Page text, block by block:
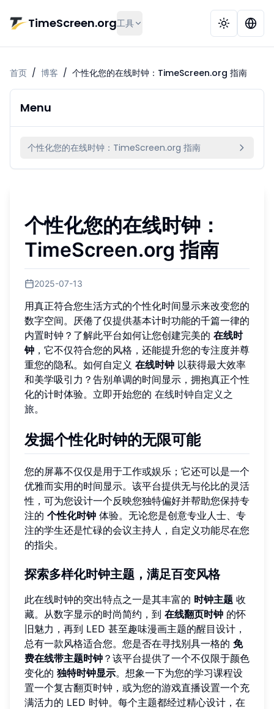
TimeScreen.org工具
首页 / 博客 / 个性化您的在线时钟：TimeScreen.org 指南
Menu
个性化您的在线时钟：TimeScreen.org 指南
个性化您的在线时钟：
TimeScreen.org 指南
2025-07-13
用真正符合您生活方式的个性化时间显示来改变您的
数字空间。厌倦了仅提供基本计时功能的千篇一律的
内置时钟？了解此平台如何让您创建完美的 在线时
钟 ，它不仅符合您的风格，还能提升您的专注度并尊
重您的隐私。如何自定义 在线时钟 以获得最大效率
和美学吸引力？告别单调的时间显示，拥抱真正个性
化的计时体验。立即开始您的 在线时钟自定义之
旅。
发掘个性化时钟的无限可能
您的屏幕不仅仅是用于工作或娱乐；它还可以是一个
优雅而实用的时间显示。该平台提供无与伦比的灵活
性，可为您设计一个反映您独特偏好并帮助您保持专
注的 个性化时钟 体验。无论您是创意专业人士、专
注的学生还是忙碌的会议主持人，自定义功能尽在您
的指尖。
探索多样化时钟主题，满足百变风格
此在线时钟的突出特点之一是其丰富的 时钟主题 收
藏。从数字显示的时尚简约，到 在线翻页时钟 的怀
旧魅力，再到 LED 甚至趣味漫画主题的醒目设计，
总有一款风格适合您。您是否在寻找别具一格的 免
费在线带主题时钟 ？该平台提供了一个不仅限于颜色
变化的 独特时钟显示。想象一下为您的学习课程设
置一个复古翻页时钟，或为您的游戏直播设置一个充
满活力的 LED 时钟。每个主题都经过精心设计，在